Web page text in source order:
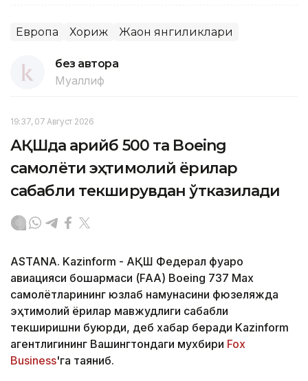
Европа Хориж Жаҳон янгиликлари
без автора
Муаллиф
19:37, 07 Август 2026
АҚШда қарийб 500 та Boeing
самолёти эҳтимолий ёриқлар
сабабли текширувдан ўтказилади
ASTANA. Kazinform - АҚШ Федерал фуқаро
авиацияси бошқармаси (FAA) Boeing 737 Max
самолётларининг юзлаб намунасини фюзеляжда
эҳтимолий ёриқлар мавжудлиги сабабли
текширишни буюрди, деб хабар беради Kazinform
агентлигининг Вашингтондаги мухбири Fox
Business'га таяниб.